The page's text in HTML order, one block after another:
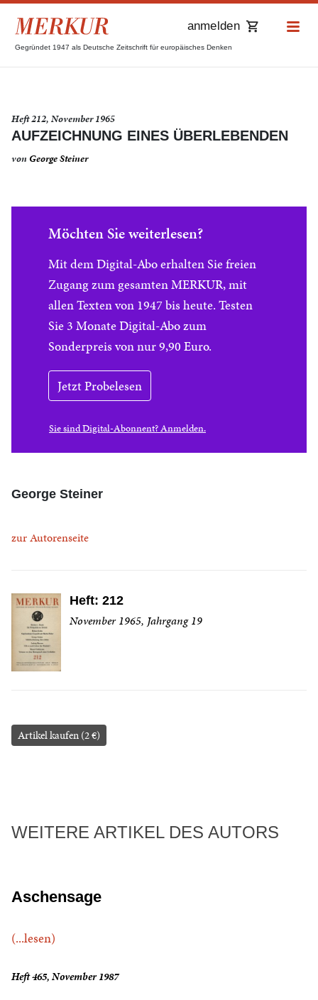
Gegründet 1947 als Deutsche Zeitschrift für europäisches Denken
anmelden
Heft 212, November 1965
AUFZEICHNUNG EINES ÜBERLEBENDEN
vonGeorge Steiner
Möchten Sie weiterlesen?
Mit dem Digital-Abo erhalten Sie freien
Zugang zum gesamten MERKUR, mit
allen Texten von 1947 bis heute. Testen
Sie 3 Monate Digital-Abo zum
Sonderpreis von nur 9,90 Euro.
Jetzt Probelesen
Sie sind Digital-Abonnent? Anmelden.
George Steiner
zur Autorenseite
Heft: 212
November 1965, Jahrgang 19
Artikel kaufen (2 €)
WEITERE ARTIKEL DES AUTORS
Aschensage
(...lesen)
Heft 465, November 1987